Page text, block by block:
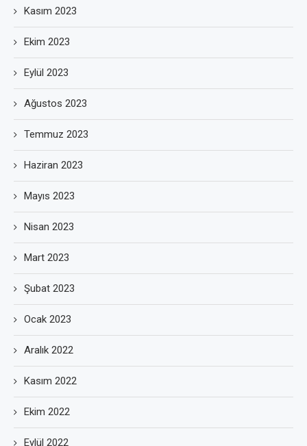
Kasım 2023
Ekim 2023
Eylül 2023
Ağustos 2023
Temmuz 2023
Haziran 2023
Mayıs 2023
Nisan 2023
Mart 2023
Şubat 2023
Ocak 2023
Aralık 2022
Kasım 2022
Ekim 2022
Eylül 2022